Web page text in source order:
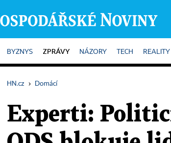
HOME
BYZNYS ZPRÁVY NÁZORY TECH REALITY
HN.cz › Domácí
Experti: